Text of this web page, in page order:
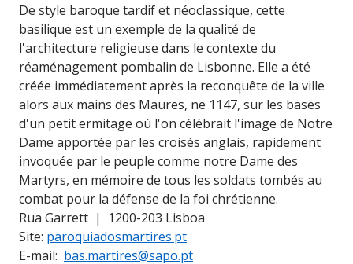
De style baroque tardif et néoclassique, cette
basilique est un exemple de la qualité de
l'architecture religieuse dans le contexte du
réaménagement pombalin de Lisbonne. Elle a été
créée immédiatement après la reconquête de la ville
alors aux mains des Maures, ne 1147, sur les bases
d'un petit ermitage où l'on célébrait l'image de Notre
Dame apportée par les croisés anglais, rapidement
invoquée par le peuple comme notre Dame des
Martyrs, en mémoire de tous les soldats tombés au
combat pour la défense de la foi chrétienne.
Rua Garrett | 1200-203 Lisboa
Site: paroquiadosmartires.pt
E-mail: bas.martires@sapo.pt